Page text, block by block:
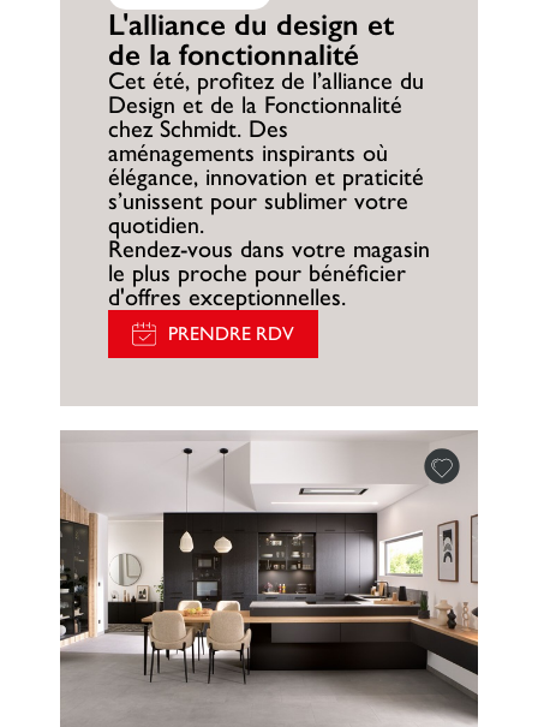
L'alliance du design et
de la fonctionnalité
Cet été, profitez de l’alliance du
Design et de la Fonctionnalité
chez Schmidt. Des
aménagements inspirants où
élégance, innovation et praticité
s’unissent pour sublimer votre
quotidien.
Rendez-vous dans votre magasin
le plus proche pour bénéficier
d'offres exceptionnelles.
PRENDRE RDV